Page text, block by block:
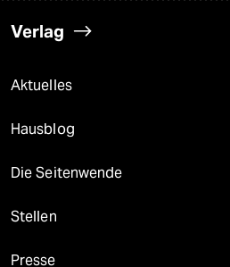
Verlag
Aktuelles
Hausblog
Die Seitenwende
Stellen
Presse